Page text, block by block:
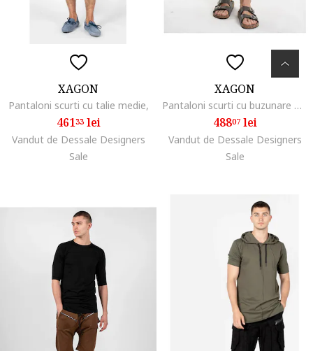
XAGON
Pantaloni scurti cu talie medie,
46133lei
Vandut de Dessale Designers
Sale
XAGON
Pantaloni scurti cu buzunare P25031CR4052, 46
48807lei
Vandut de Dessale Designers
Sale